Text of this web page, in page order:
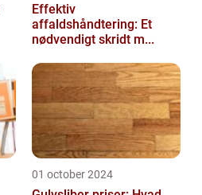
Effektiv
affaldshåndtering: Et
nødvendigt skridt m...
01 october 2024